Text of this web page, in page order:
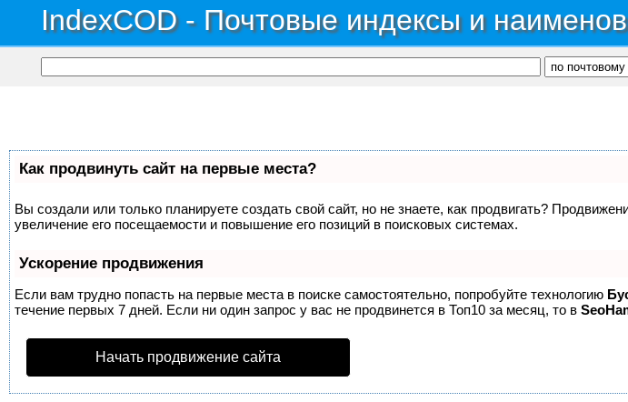
IndexCOD - Почтовые индексы и
Как продвинуть сайт на первые места?
Вы создали или только планируете создать свой сайт, но не знаете, как продвигать?
увеличение его посещаемости и повышение его позиций в поисковых системах.
Ускорение продвижения
Если вам трудно попасть на первые места в поиске самостоятельно, попробуйте технологию
течение первых 7 дней. Если ни один запрос у вас не продвинется в Топ10 за месяц, то в
Начать продвижение сайта